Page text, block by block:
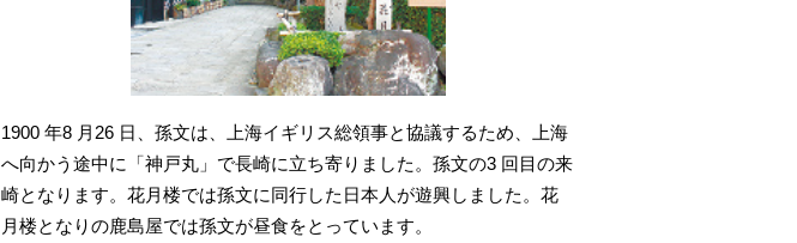
1900 年8 月26 日、孫文は、上海イギリス総領事と協議するため、上海
へ向かう途中に「神戸丸」で長崎に立ち寄りました。孫文の3 回目の来
崎となります。花月楼では孫文に同行した日本人が遊興しました。花
月楼となりの鹿島屋では孫文が昼食をとっています。